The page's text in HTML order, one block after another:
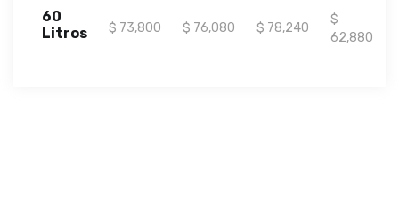
60
Litros
$ 73,800 $ 76,080 $ 78,240
$
62,880